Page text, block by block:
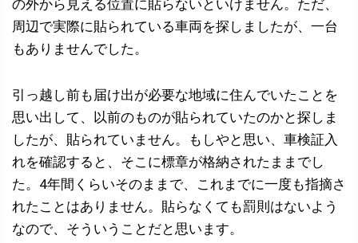
の外から見える位置に貼らないといけません。ただ、
周辺で実際に貼られている車両を探しましたが、一台
もありませんでした。
引っ越し前も届け出が必要な地域に住んでいたことを
思い出して、以前のものが貼られていたのかと探しま
したが、貼られていません。もしやと思い、車検証入
れを確認すると、そこに標章が格納されたままでし
た。4年間くらいそのままで、これまでに一度も指摘さ
れたことはありません。貼らなくても罰則はないよう
なので、そういうことだと思います。